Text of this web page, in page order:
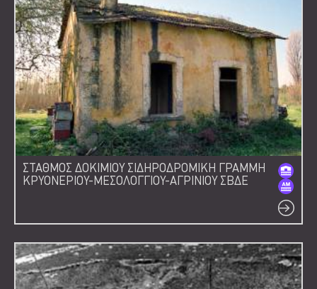
ΣΤΑΘΜΟΣ ΔΟΚΙΜΙΟΥ ΣΙΔΗΡΟΔΡΟΜΙΚΗ ΓΡΑΜΜΗ
ΚΡΥΟΝΕΡΙΟΥ-ΜΕΣΟΛΟΓΓΙΟΥ-ΑΓΡΙΝΙΟΥ ΣΒΔΕ